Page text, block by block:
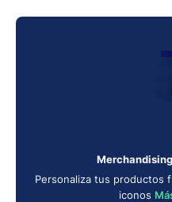
Personaliza tus productos
iconos